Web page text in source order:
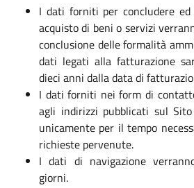
I dati forniti per concludere
acquisto di beni o servizi
conclusione delle formalità
dati legati alla fatturazione
dieci anni dalla data di
I dati forniti nei form di
agli indirizzi pubblicati sul
unicamente per il tempo
richieste pervenute.
I dati di navigazione
giorni.